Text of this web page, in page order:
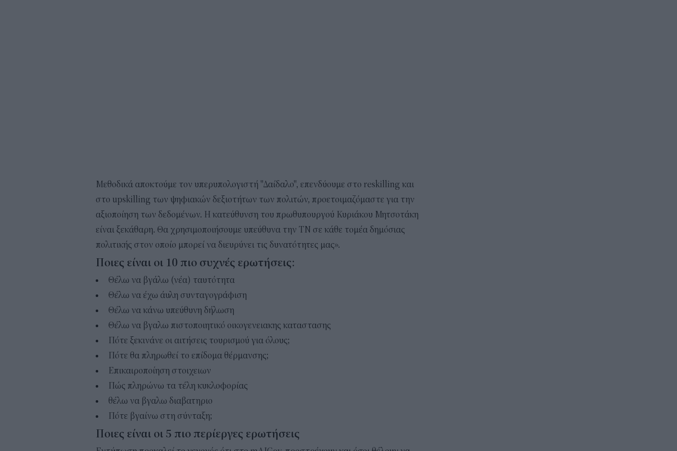
Μεθοδικά αποκτούμε τον υπερυπολογιστή "Δαίδαλο", επενδύουμε στο reskilling και
στο upskilling των ψηφιακών δεξιοτήτων των πολιτών, προετοιμαζόμαστε για την
αξιοποίηση των δεδομένων. Η κατεύθυνση του πρωθυπουργού Κυριάκου Μητσοτάκη
είναι ξεκάθαρη. Θα χρησιμοποιήσουμε υπεύθυνα την ΤΝ σε κάθε τομέα δημόσιας
πολιτικής στον οποίο μπορεί να διευρύνει τις δυνατότητες μας».
Ποιες είναι οι 10 πιο συχνές ερωτήσεις:
Θέλω να βγάλω (νέα) ταυτότητα
Θέλω να έχω άυλη συνταγογράφιση
Θέλω να κάνω υπεύθυνη δήλωση
Θέλω να βγαλω πιστοποιητικό οικογενειακης καταστασης
Πότε ξεκινάνε οι αιτήσεις τουρισμού για όλους;
Πότε θα πληρωθεί το επίδομα θέρμανσης;
Επικαιροποίηση στοιχειων
Πώς πληρώνω τα τέλη κυκλοφορίας
θέλω να βγαλω διαβατηριο
Πότε βγαίνω στη σύνταξη;
Ποιες είναι οι 5 πιο περίεργες ερωτήσεις